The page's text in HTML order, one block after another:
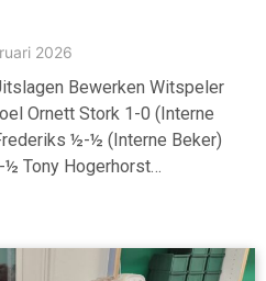
2026
Bewerken Witspeler
Ornett Stork 1-0 (Interne
½-½ (Interne Beker)
½ Tony Hogerhorst…